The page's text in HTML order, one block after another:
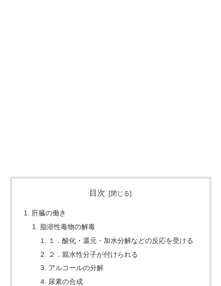
目次
肝臓の働き
脂溶性毒物の解毒
１．酸化・還元・加水分解などの反応を受ける
２．親水性分子が付けられる
アルコールの分解
尿素の合成